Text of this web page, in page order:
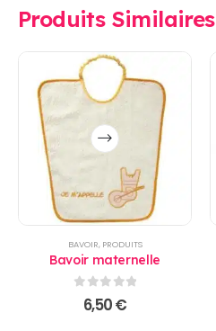
Produits Similaires
Ce
produit
plusieurs
variations.
Les
options
peuvent
être
choisies
sur
BAVOIR, PRODUITS
Bavoir maternelle
sur 5
6,50€